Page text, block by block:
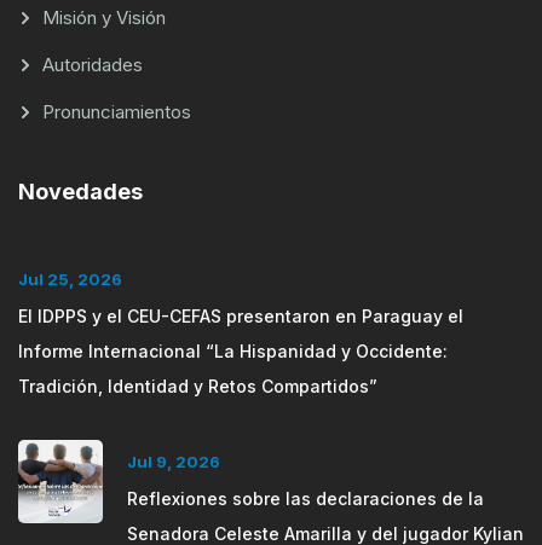
Misión y Visión
Autoridades
Pronunciamientos
Novedades
Jul 25, 2026
El IDPPS y el CEU-CEFAS presentaron en Paraguay el
Informe Internacional “La Hispanidad y Occidente:
Tradición, Identidad y Retos Compartidos”
Jul 9, 2026
Reflexiones sobre las declaraciones de la
Senadora Celeste Amarilla y del jugador Kylian